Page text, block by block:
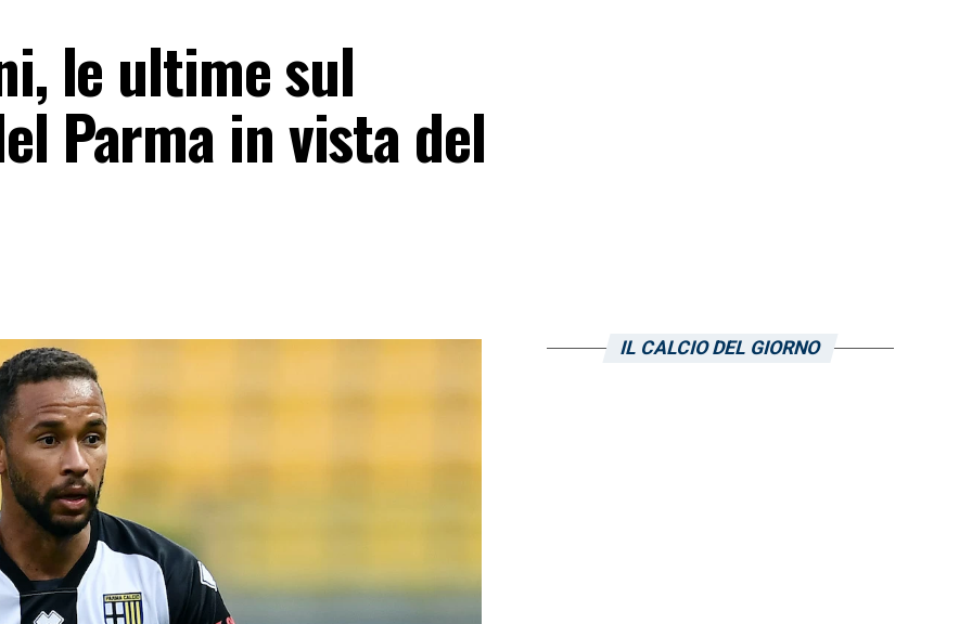
le ultime sul
Parma in vista del
IL CALCIO DEL GIORNO